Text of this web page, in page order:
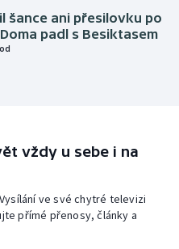
šance ani přesilovku po
padl s Besiktasem
vždy u sebe i na
ve své chytré televizi
přímé přenosy, články a